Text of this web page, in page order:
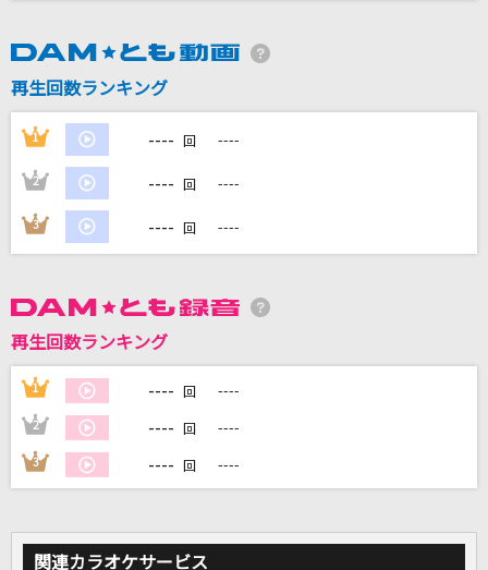
RADWIMPS
カラオケ最新情報をチェック！
再生回数ランキング
1 ---- 回 ----
2 ---- 回 ----
3 ---- 回 ----
再生回数ランキング
1 ---- 回 ----
2 ---- 回 ----
3 ---- 回 ----
関連カラオケサービス